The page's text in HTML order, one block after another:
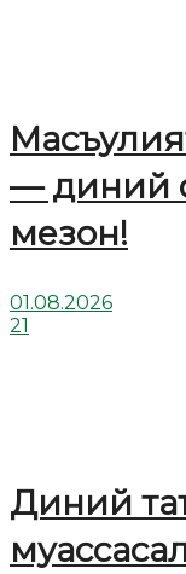
— диний
мезон!
01.08.2026
21
Диний